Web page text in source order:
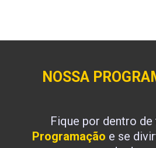
NOSSA
Fique por dentro de
Programação e se